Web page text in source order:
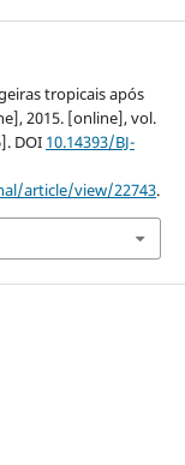
tropicais após
2015. [online], vol.
DOI 10.14393/BJ-
article/view/22743.